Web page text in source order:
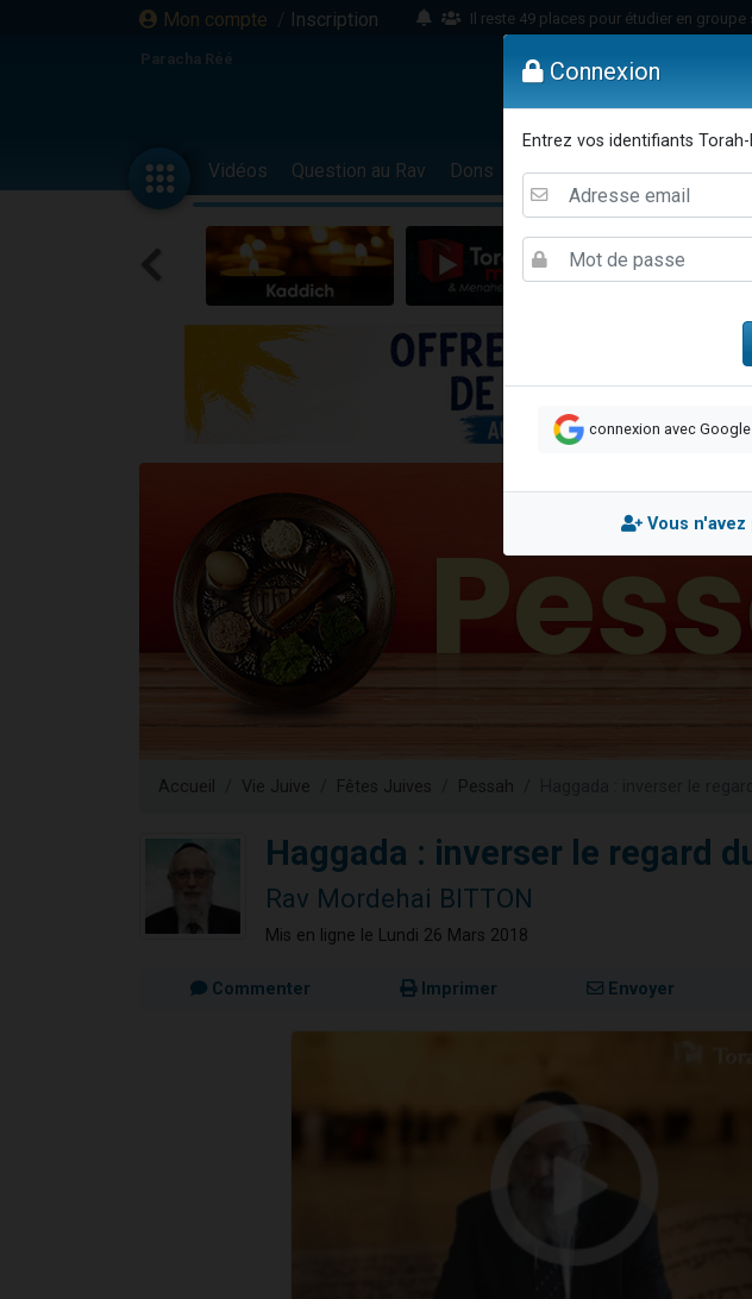
Mon compte / Inscription
Il reste 49 places pour étudier en groupe
16 personnes viennent de faire un don
2 personnes viennent de faire un don
17 personnes viennent de demander une
4 personnes viennent de nous rejoindre sur
Il reste 49 places pour étudier en groupe
Eva vient de donner son Maasser
4 personnes viennent de nous rejoindre sur
3 personnes viennent de nous rejoindre sur
Odaya vient de donner son Maasser
2 personnes viennent de nous rejoindre sur
13 personnes viennent de demander une
30 personnes viennent de faire un don
Il reste 49 places pour étudier en groupe
Paracha Réé
Vidéos Question au Rav Dons Femmes Enfants
Accueil Vie Juive Fêtes Juives Pessah
Haggada : inverser le regard
Rav Mordehai BITTON
Mis en ligne le Lundi 26 Mars 2018
Commenter Imprimer Envoyer
Connexion
Entrez vos identifiants
connexion avec Google
Vous n'avez